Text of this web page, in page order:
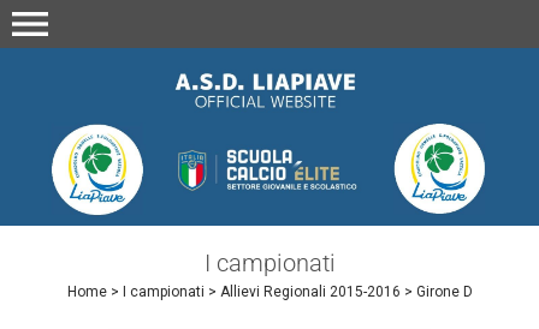
menu
I campionati
Home> I campionati > Allievi Regionali 2015-2016 > Girone D